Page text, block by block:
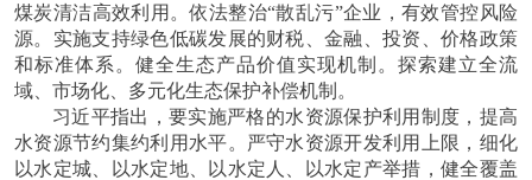
煤炭清洁高效利用。依法整治“散乱污”企业，有效管控风险
源。实施支持绿色低碳发展的财税、金融、投资、价格政策
和标准体系。健全生态产品价值实现机制。探索建立全流
域、市场化、多元化生态保护补偿机制。
习近平指出，要实施严格的水资源保护利用制度，提高
水资源节约集约利用水平。严守水资源开发利用上限，细化
以水定城、以水定地、以水定人、以水定产举措，健全覆盖